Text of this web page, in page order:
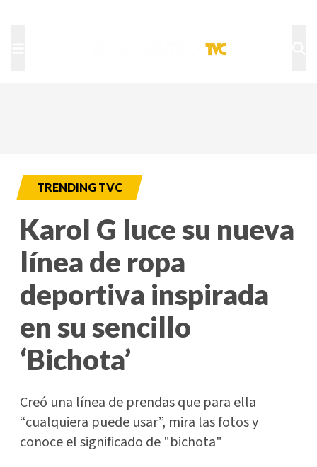
TRENDING TVC
Karol G luce su nueva
línea de ropa
deportiva inspirada
en su sencillo
‘Bichota’
Creó una línea de prendas que para ella
“cualquiera puede usar”, mira las fotos y
conoce el significado de "bichota"